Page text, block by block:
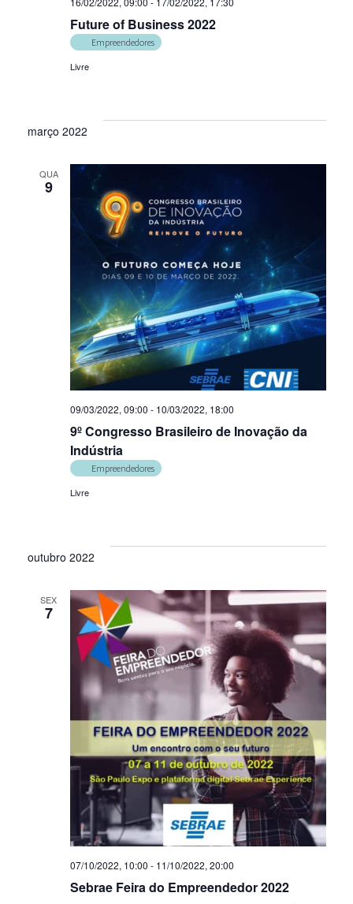
Future of Business 2022
Empreendedores
Livre
março 2022
QUA
9
9º Congresso Brasileiro de Inovação da
Indústria
09/03/2022, 09:00 - 10/03/2022, 18:00
Empreendedores
Livre
outubro 2022
SEX
7
Sebrae Feira do Empreendedor 2022
07/10/2022, 10:00 - 11/10/2022, 20:00